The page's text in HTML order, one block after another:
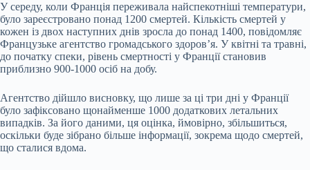
У середу, коли Франція переживала найспекотніші температури,
було зареєстровано понад 1200 смертей. Кількість смертей у
кожен із двох наступних днів зросла до понад 1400, повідомляє
Французьке агентство громадського здоров’я. У квітні та травні,
до початку спеки, рівень смертності у Франції становив
приблизно 900-1000 осіб на добу.
Агентство дійшло висновку, що лише за ці три дні у Франції
було зафіксовано щонайменше 1000 додаткових летальних
випадків. За його даними, ця оцінка, ймовірно, збільшиться,
оскільки буде зібрано більше інформації, зокрема щодо смертей,
що сталися вдома.